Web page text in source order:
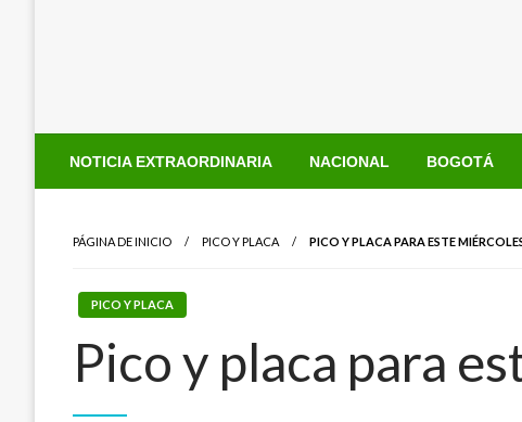
NOTICIA EXTRAORDINARIA NACIONAL BOGOTÁ
PÁGINA DE INICIO PICO Y PLACA PICO Y PLACA PARA ESTE
PICO Y PLACA
Pico y placa para